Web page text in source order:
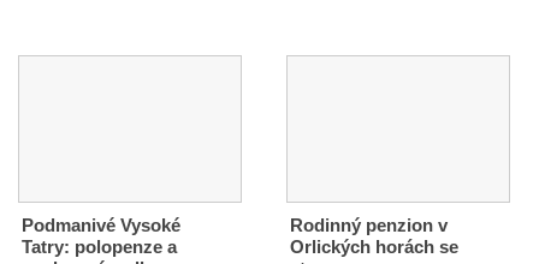
Podmanivé Vysoké
Tatry: polopenze a
Rodinný penzion v
Orlických horách se